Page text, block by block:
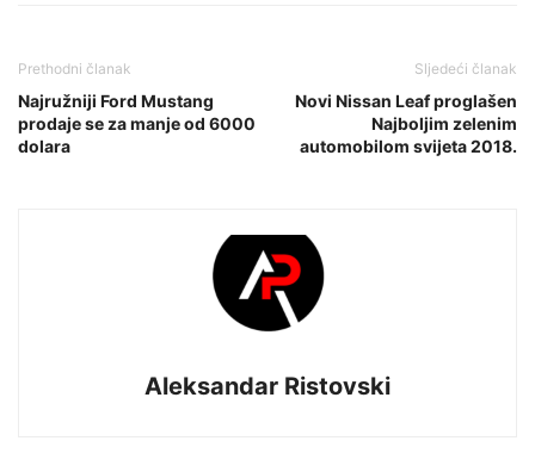
Prethodni članak
Najružniji Ford Mustang
prodaje se za manje od 6000
dolara
Sljedeći članak
Novi Nissan Leaf proglašen
Najboljim zelenim
automobilom svijeta 2018.
Aleksandar Ristovski